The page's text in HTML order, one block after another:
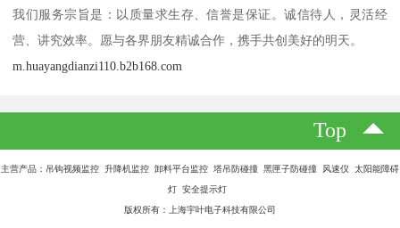
我们服务宗旨是：以质量求生存、信誉是保证。诚信待人，灵活经
营、讲究效率。愿与各界朋友精诚合作，携手共创美好的明天。
m.huayangdianzi110.b2b168.com
Top
主营产品：吊钩视频监控 升降机监控 卸料平台监控 塔吊防碰撞 黑匣子防碰撞 风速仪 太阳能障碍
灯 安全提示灯
版权所有：上海宇叶电子科技有限公司